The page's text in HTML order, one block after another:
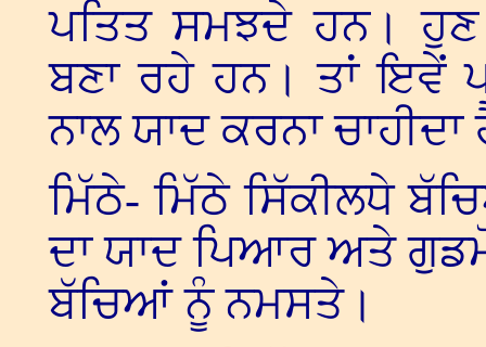
ਪਤਿਤ ਸਮਝਦੇ ਹਨ। ਹੁਣ
ਬਣਾ ਰਹੇ ਹਨ। ਤਾਂ ਇਵੇਂ
ਨਾਲ ਯਾਦ ਕਰਨਾ
ਮਿੱਠੇ- ਮਿੱਠੇ ਸਿੱਕੀਲਧੇ
ਦਾ ਯਾਦ ਪਿਆਰ ਅਤੇ
ਬੱਚਿਆਂ ਨੂੰ ਨਮਸਤੇ।